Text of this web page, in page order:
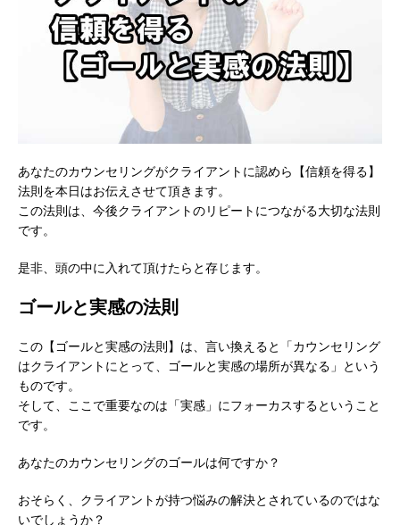
あなたのカウンセリングがクライアントに認めら【信頼を得る】
法則を本日はお伝えさせて頂きます。
この法則は、今後クライアントのリピートにつながる大切な法則
です。
是非、頭の中に入れて頂けたらと存じます。
ゴールと実感の法則
この【ゴールと実感の法則】は、言い換えると「カウンセリング
はクライアントにとって、ゴールと実感の場所が異なる」という
ものです。
そして、ここで重要なのは「実感」にフォーカスするということ
です。
あなたのカウンセリングのゴールは何ですか？
おそらく、クライアントが持つ悩みの解決とされているのではな
いでしょうか？